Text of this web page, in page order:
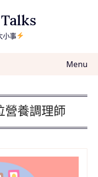
小事
Menu
營養調理師